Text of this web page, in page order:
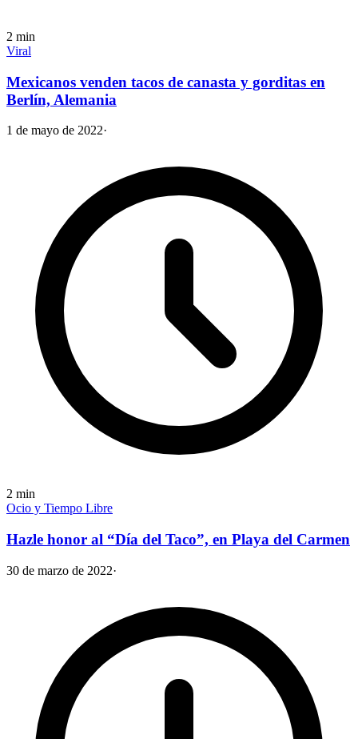
2 min
Viral
Mexicanos venden tacos de canasta y gorditas en
Berlín, Alemania
1 de mayo de 2022·
2 min
Ocio y Tiempo Libre
Hazle honor al “Día del Taco”, en Playa del Carmen
30 de marzo de 2022·